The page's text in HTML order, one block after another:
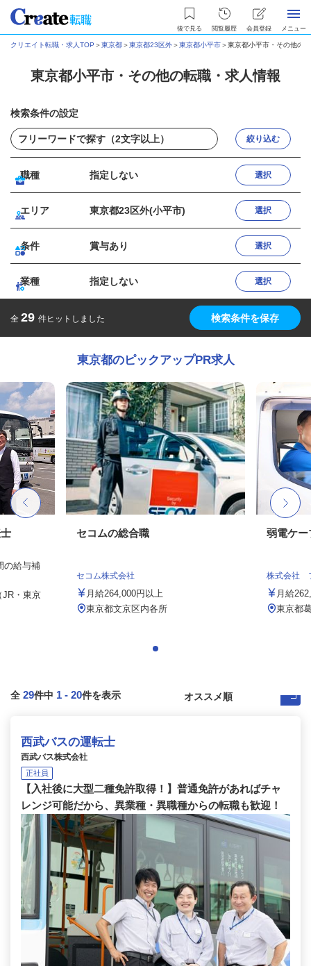
後で見る 閲覧履歴 会員登録 メニュー
クリエイト転職・求人TOP ＞東京都＞東京都23区外＞東京都小平市＞東京都小平市・その他の
東京都小平市・その他の転職・求人情報
検索条件の設定
絞り込む
職種 指定しない 選択
エリア 東京都23区外(小平市) 選択
条件 賞与あり 選択
業種 指定しない 選択
全 29 件ヒットしました 検索条件を保存
東京都のピックアップPR求人
の給与補
JR・東京
セコムの総合職
セコム株式会社
月給264,000円以上
東京都文京区内各所
弱電ケー
株式会社
月給
東京都
全 29件中 1 - 20件を表示
西武バスの運転士
西武バス株式会社
正社員
【入社後に大型二種免許取得！】普通免許があればチャ
レンジ可能だから、異業種・異職種からの転職も歓迎！